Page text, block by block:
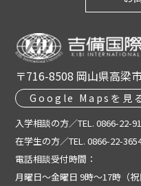
〒716-8508 岡山県高梁
Google Mapsを見
入学相談の方／TEL. 0866-22-
在学生の方／TEL. 0866-22-
電話相談受付時間：
月曜日～金曜日 9時～17時（祝